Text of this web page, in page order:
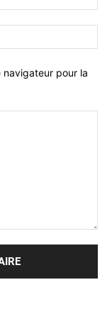
:*
:*
navigateur pour la